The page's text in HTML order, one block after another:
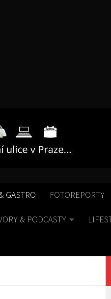
GASTRO FOTOREPORTY
& PODCASTY